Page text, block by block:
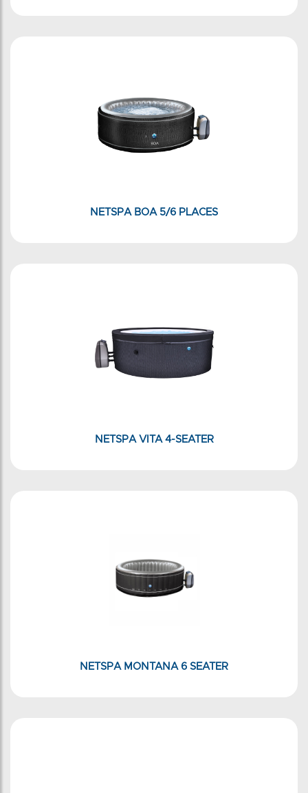
NETSPA BOA 5/6 PLACES
NETSPA VITA 4-SEATER
NETSPA MONTANA 6 SEATER